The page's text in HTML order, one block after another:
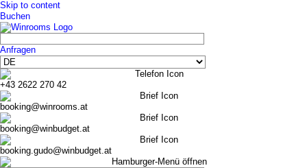
Skip to content
Buchen
Anfragen
+43 2622 270 42
booking@winrooms.at
booking@winbudget.at
booking.gudo@winbudget.at